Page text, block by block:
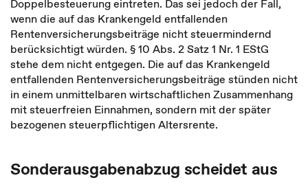
Doppelbesteuerung eintreten. Das sei jedoch der Fall,
wenn die auf das Krankengeld entfallenden
Rentenversicherungsbeiträge nicht steuermindernd
berücksichtigt würden. § 10 Abs. 2 Satz 1 Nr. 1 EStG
stehe dem nicht entgegen. Die auf das Krankengeld
entfallenden Rentenversicherungsbeiträge stünden nicht
in einem unmittelbaren wirtschaftlichen Zusammenhang
mit steuerfreien Einnahmen, sondern mit der später
bezogenen steuerpflichtigen Altersrente.
Sonderausgabenabzug scheidet aus